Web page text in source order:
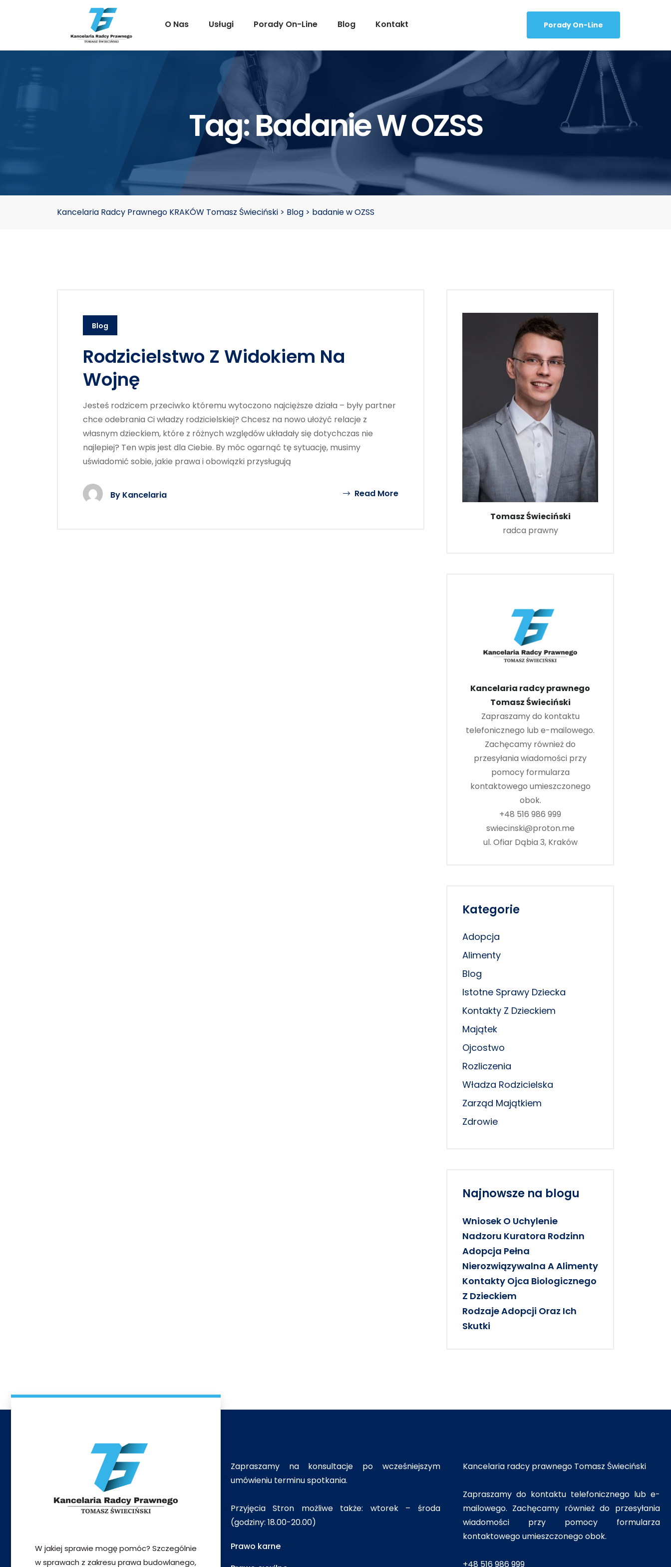
O Nas Usługi Porady On-Line Blog Kontakt Porady On-Line
Tag:Badanie W OZSS
Kancelaria Radcy Prawnego KRAKÓW Tomasz Świeciński > Blog > badanie w OZSS
Blog
Rodzicielstwo Z Widokiem Na
Wojnę
Jesteś rodzicem przeciwko któremu wytoczono najcięższe działa – były partner
chce odebrania Ci władzy rodzicielskiej? Chcesz na nowo ułożyć relacje z
własnym dzieckiem, które z różnych względów układały się dotychczas nie
najlepiej? Ten wpis jest dla Ciebie. By móc ogarnąć tę sytuację, musimy
uświadomić sobie, jakie prawa i obowiązki przysługują
By Kancelaria Read More
Tomasz Świeciński
radca prawny
Kancelaria radcy prawnego
Tomasz Świeciński
Zapraszamy do kontaktu
telefonicznego lub e-mailowego.
Zachęcamy również do
przesyłania wiadomości przy
pomocy formularza
kontaktowego umieszczonego
obok.
+48 516 986 999
swiecinski@proton.me
ul. Ofiar Dąbia 3, Kraków
Kategorie
Adopcja
Alimenty
Blog
Istotne Sprawy Dziecka
Kontakty Z Dzieckiem
Majątek
Ojcostwo
Rozliczenia
Władza Rodzicielska
Zarząd Majątkiem
Zdrowie
Najnowsze na blogu
Wniosek O Uchylenie
Nadzoru Kuratora Rodzinn
Adopcja Pełna
Nierozwiązywalna A Alimenty
Kontakty Ojca Biologicznego
Z Dzieckiem
Rodzaje Adopcji Oraz Ich
Skutki
W jakiej sprawie mogę pomóc? Szczególnie
w sprawach z zakresu prawa budowlanego,
Zapraszamy na konsultacje po wcześniejszym
umówieniu terminu spotkania.
Przyjęcia Stron możliwe także: wtorek – środa
(godziny: 18.00-20.00)
Prawo karne
Kancelaria radcy prawnego Tomasz Świeciński
Zapraszamy do kontaktu telefonicznego lub e-
mailowego. Zachęcamy również do przesyłania
wiadomości przy pomocy formularza
kontaktowego umieszczonego obok.
+48 516 986 999